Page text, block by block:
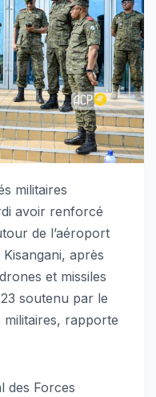
militaires
avoir renforcé
de l’aéroport
après
et missiles
soutenu par le
militaires, rapporte
des Forces